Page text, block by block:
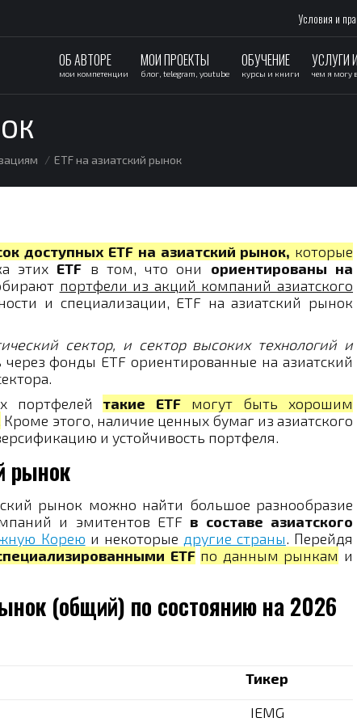
Условия и
ОБ АВТОРЕ
мои компетенции
МОИ ПРОЕКТЫ
блог, telegram, youtube
ОБУЧЕНИЕ
курсы и книги
УСЛУГИ
чем я могу
ETF на азиатский рынок
доступных ETF на азиатский рынок, которые
этих ETF в том, что они ориентированы на
портфели из акций компаний азиатского
и специализации, ETF на азиатский рынок
сектор, и сектор высоких технологий и
фонды ETF ориентированные на азиатский
портфелей такие ETF могут быть хорошим
Кроме этого, наличие ценных бумаг из азиатского
и устойчивость портфеля.
рынок
рынок можно найти большое разнообразие
и эмитентов ETF в составе азиатского
Корею и некоторые другие страны. Перейдя
ETF по данным рынкам и
(общий) по состоянию на 2026
Тикер
IEMG